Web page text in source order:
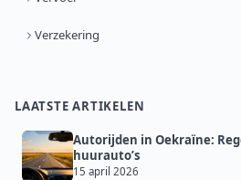
Verzekering
LAATSTE ARTIKELEN
Autorijden in Oekraïne:
huurauto’s
15 april 2026